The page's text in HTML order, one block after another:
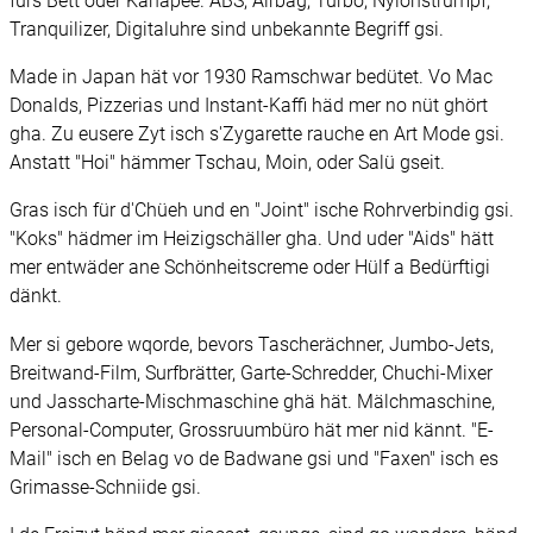
Tranquilizer, Digitaluhre sind unbekannte Begriff gsi.
Made in Japan hät vor 1930 Ramschwar bedütet. Vo Mac
Donalds, Pizzerias und Instant-Kaffi häd mer no nüt ghört
gha. Zu eusere Zyt isch s'Zygarette rauche en Art Mode gsi.
Anstatt "Hoi" hämmer Tschau, Moin, oder Salü gseit.
Gras isch für d'Chüeh und en "Joint" ische Rohrverbindig gsi.
"Koks" hädmer im Heizigschäller gha. Und uder "Aids" hätt
mer entwäder ane Schönheitscreme oder Hülf a Bedürftigi
dänkt.
Mer si gebore wqorde, bevors Tascherächner, Jumbo-Jets,
Breitwand-Film, Surfbrätter, Garte-Schredder, Chuchi-Mixer
und Jasscharte-Mischmaschine ghä hät. Mälchmaschine,
Personal-Computer, Grossruumbüro hät mer nid kännt. "E-
Mail" isch en Belag vo de Badwane gsi und "Faxen" isch es
Grimasse-Schniide gsi.